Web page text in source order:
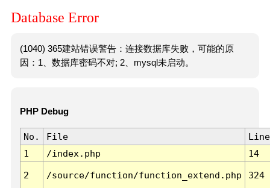
Database Error
(1040) 365建站错误警告：连接数据库失败，可能的原
因：1、数据库密码不对; 2、mysql未启动。
PHP Debug
No. File
Line
1
/index.php 14
2 /source/function/function_extend.php 324